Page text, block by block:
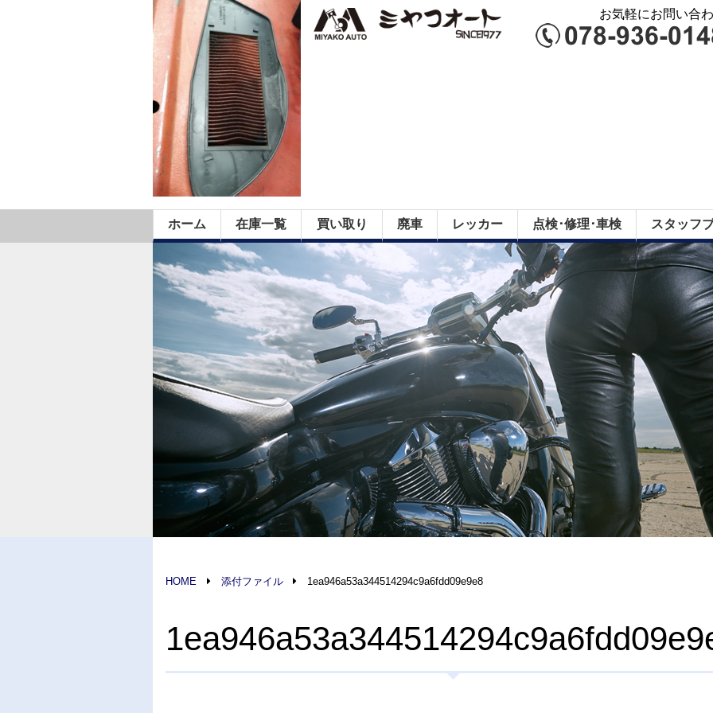
お気軽にお問い合
ホーム 在庫一覧 買い取り 廃車 レッカー 点検･修理･車検 スタッフ
HOME 添付ファイル 1ea946a53a344514294c9a6fdd09e9e8